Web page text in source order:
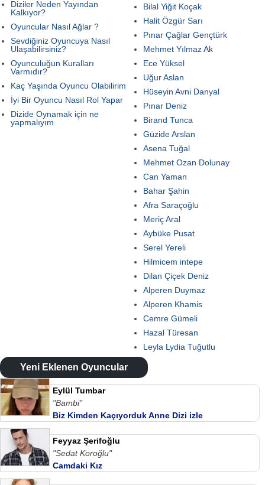
Diziler Neden Yayından
Kalkıyor?
Oyuncular Nasıl Ağlar ?
Sevdiğiniz Oyuncuya Nasıl
Ulaşabilirsiniz?
Oyunculuğun Kuralları
Varmıdır?
Kaç Yaşında Oyuncu Olabilirim
İyi Bir Oyuncu Nasıl Rol Yapar
Dizide Oynamak için ne
yapmalıyım
Bilal Yiğit Koçak
Halit Özgür Sarı
Pınar Çağlar Gençtürk
Mehmet Yılmaz Ak
Ece Yüksel
Uğur Aslan
Hüseyin Avni Danyal
Pınar Deniz
Birand Tunca
Güzide Arslan
Asena Tuğal
Mehmet Ozan Dolunay
Can Yaman
Bahar Şahin
Afra Saraçoğlu
Meriç Aral
Aybüke Pusat
Serel Yereli
Hilmicem intepe
Dilan Çiçek Deniz
Alperen Duymaz
Alperen Khamis
Cemre Gümeli
Hazal Türesan
Leyla Lydia Tuğutlu
Yeni Eklenen Oyuncular
Eylül Tumbar
"Bambi"
Biz Kimden Kaçıyorduk Anne Dizi izle
Feyyaz Şerifoğlu
"Sedat Koroğlu"
Camdaki Kız